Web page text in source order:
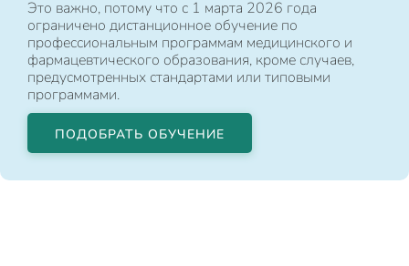
Это важно, потому что с 1 марта 2026 года
ограничено дистанционное обучение по
профессиональным программам медицинского и
фармацевтического образования, кроме случаев,
предусмотренных стандартами или типовыми
программами.
ПОДОБРАТЬ ОБУЧЕНИЕ